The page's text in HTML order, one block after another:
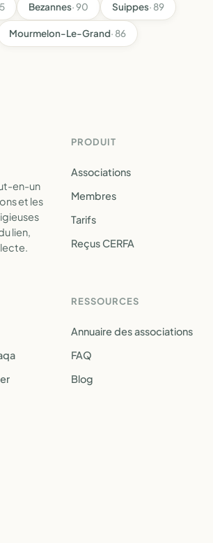
Bezannes· 90 Suippes· 89
Mourmelon-Le-Grand· 86
en-un
et les
lien,
PRODUIT
Associations
Membres
Tarifs
Reçus CERFA
RESSOURCES
Annuaire des associations
FAQ
Blog